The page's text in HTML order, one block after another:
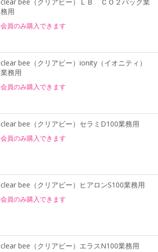
clear bee（クリアビー）ＬＢ ＣＯ２パック業
務用
会員のみ購入できます
clear bee（クリアビー）ionity（イオニティ）
業務用
会員のみ購入できます
clear bee（クリアビー）セラミD100業務用
会員のみ購入できます
clear bee（クリアビー）ヒアロンS100業務用
会員のみ購入できます
clear bee（クリアビー）エラスN100業務用